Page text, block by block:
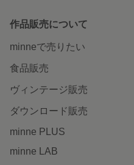
作品販売について
minneで売りたい
食品販売
ヴィンテージ販売
ダウンロード販売
minne PLUS
minne LAB